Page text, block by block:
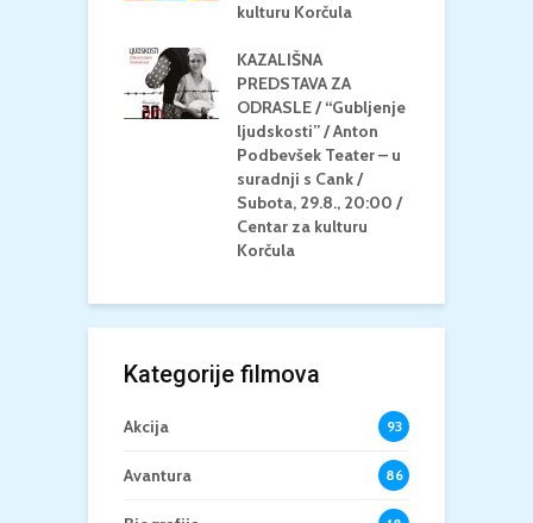
kulturu Korčula
KAZALIŠNA
PREDSTAVA ZA
ODRASLE / “Gubljenje
ljudskosti” / Anton
Podbevšek Teater – u
suradnji s Cank /
Subota, 29.8., 20:00 /
Centar za kulturu
Korčula
Kategorije filmova
Akcija 93
Avantura 86